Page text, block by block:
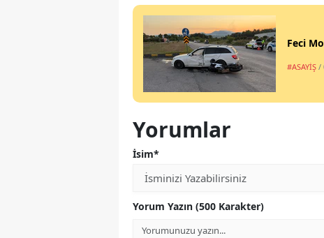
Feci
#ASAYİŞ /
Yorumlar
İsim*
Yorum Yazın (500 Karakter)